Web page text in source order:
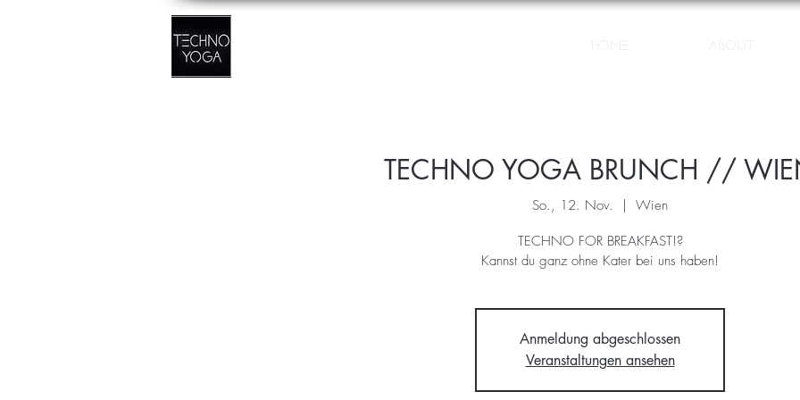
TECHNO YOGA BRUNCH //
So., 12. Nov.
Wien
TECHNO FOR BREAKFAST!?
Kannst du ganz ohne Kater bei uns haben!
Anmeldung abgeschlossen
Veranstaltungen ansehen